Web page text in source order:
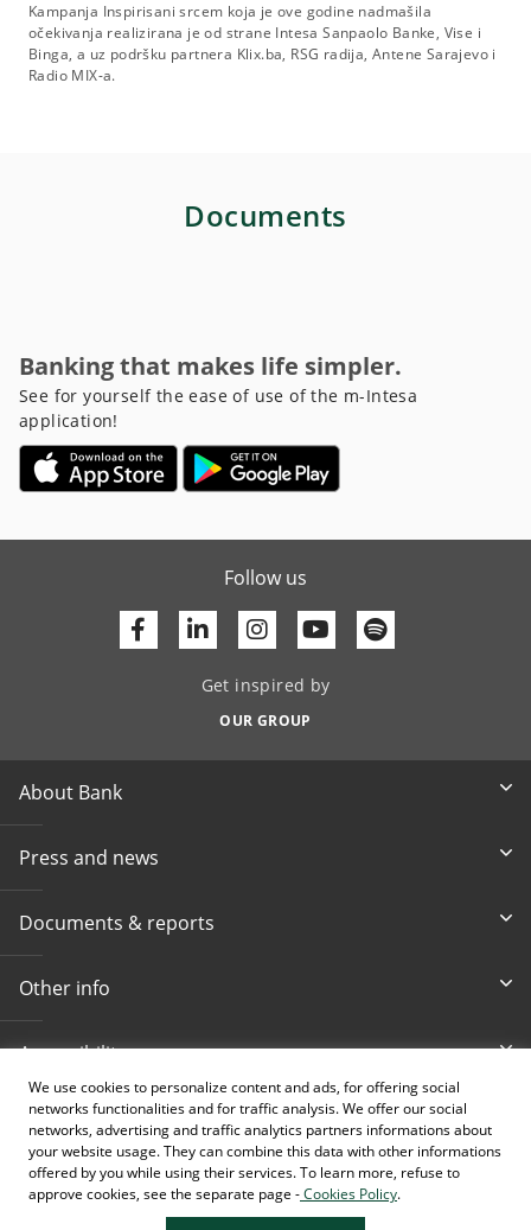
We use cookies to personalize content and ads, for offering social
networks functionalities and for traffic analysis. We offer our social
networks, advertising and traffic analytics partners informations about
your website usage. They can combine this data with other informations
offered by you while using their services. To learn more, refuse to
approve cookies, see the separate page -Cookies Policy.
Kampanja Inspirisani srcem koja je ove godine nadmašila
očekivanja realizirana je od strane Intesa Sanpaolo Banke, Vise i
Binga, a uz podršku partnera Klix.ba, RSG radija, Antene Sarajevo i
Radio MIX-a.
Documents
Banking that makes life simpler.
See for yourself the ease of use of the m-Intesa
application!
Follow us
Facebook
Linkedin Youtube
Get inspired by
OUR GROUP
About Bank
Press and news
Documents & reports
Other info
Accessibility
Toll-free info phone
080 020 307
E-mail
info@intesasanpaolobanka.b
a
Card and electronic ba